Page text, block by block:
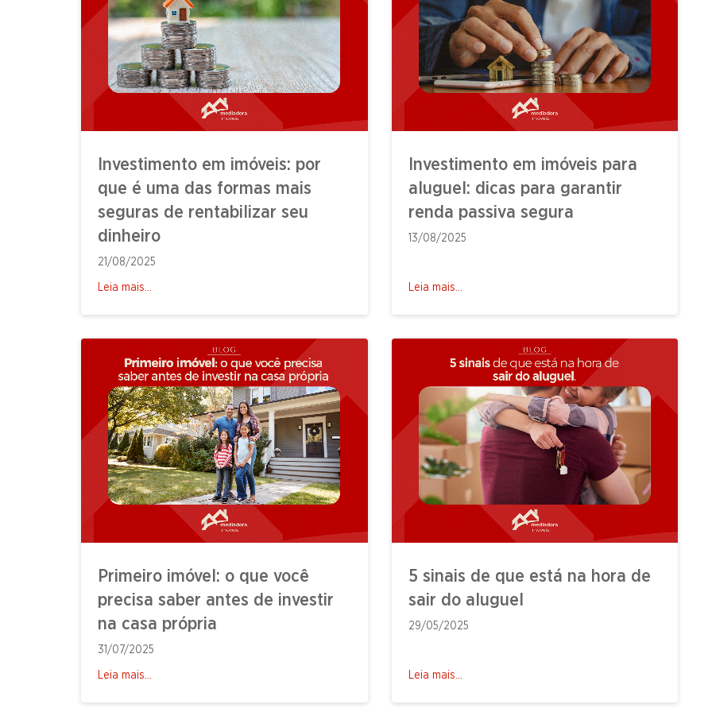
Investimento em imóveis: por
que é uma das formas mais
seguras de rentabilizar seu
dinheiro
21/08/2025
Leia mais...
Investimento em imóveis para
aluguel: dicas para garantir
renda passiva segura
13/08/2025
Leia mais...
Primeiro imóvel: o que você
precisa saber antes de investir
na casa própria
31/07/2025
Leia mais...
5 sinais de que está na hora de
sair do aluguel
29/05/2025
Leia mais...